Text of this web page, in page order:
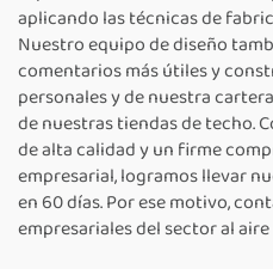
aplicando las técnicas de
Nuestro equipo de diseño
comentarios más útiles y
personales y de nuestra
de nuestras tiendas de techo.
de alta calidad y un firme
empresarial, logramos llevar
en 60 días. Por ese motivo,
empresariales del sector al